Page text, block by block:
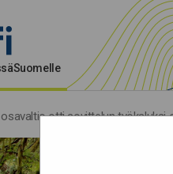
otti sovittelun työkaluksi